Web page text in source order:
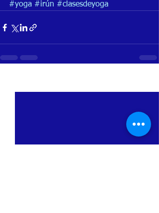
#yoga #irún #clasesdeyoga